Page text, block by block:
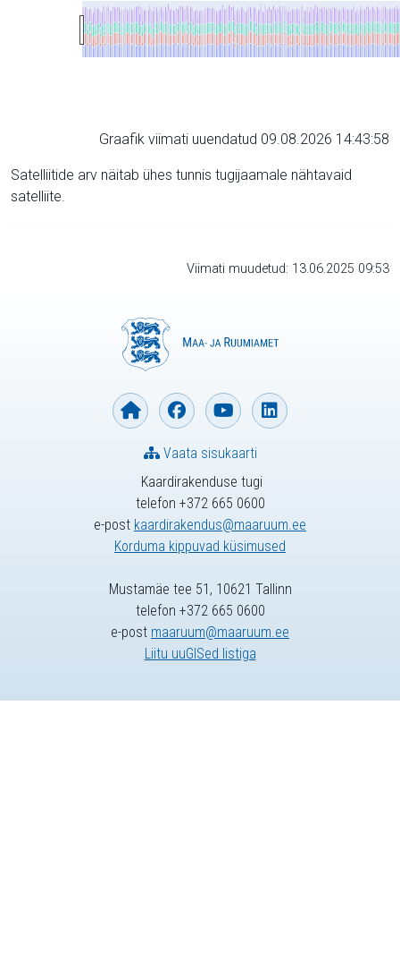
Graafik viimati uuendatud 09.08.2026 14:43:58
Satelliitide arv näitab ühes tunnis tugijaamale nähtavaid
satelliite.
Viimati muudetud: 13.06.2025 09:53
Kaardirakenduse tugi
telefon +372 665 0600
e-post kaardirakendus@maaruum.ee
Korduma kippuvad küsimused
Vaata sisukaarti
Mustamäe tee 51, 10621 Tallinn
telefon +372 665 0600
e-post maaruum@maaruum.ee
Liitu uuGISed listiga